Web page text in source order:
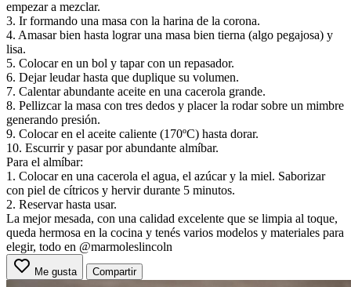
empezar a mezclar.
3. Ir formando una masa con la harina de la corona.
4. Amasar bien hasta lograr una masa bien tierna (algo pegajosa) y
lisa.
5. Colocar en un bol y tapar con un repasador.
6. Dejar leudar hasta que duplique su volumen.
7. Calentar abundante aceite en una cacerola grande.
8. Pellizcar la masa con tres dedos y placer la rodar sobre un mimbre
generando presión.
9. Colocar en el aceite caliente (170ºC) hasta dorar.
10. Escurrir y pasar por abundante almíbar.
Para el almíbar:
1. Colocar en una cacerola el agua, el azúcar y la miel. Saborizar
con piel de cítricos y hervir durante 5 minutos.
2. Reservar hasta usar.
La mejor mesada, con una calidad excelente que se limpia al toque,
queda hermosa en la cocina y tenés varios modelos y materiales para
elegir, todo en @marmoleslincoln
Me gusta Compartir